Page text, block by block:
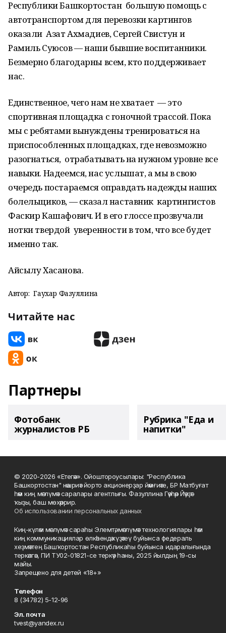
Республики Башкортостан большую помощь с
автотранспортом для перевозки картингов
оказали Азат Ахмадиев, Сергей Свистун и
Рамиль Суюсов — наши бывшие воспитанники.
Безмерно благодарны всем, кто поддерживает
нас.
Единственное, чего нам не хватает — это
спортивная площадка с гоночной трассой. Пока
мы с ребятами вынуждены тренироваться на
приспособленных площадках, где невозможно
разогнаться, отрабатывать на нужном уровне все
навыки. Надеемся, нас услышат, а мы в свою
очередь постараемся оправдать надежды наших
болельщиков, — сказал наставник картингистов
Фаскир Кашафович. И в его глоссе прозвучали
нотки твердой уверенности в том, что все будет
именно так.
Айсылу Хасанова.
Автор: Гаухар Фазуллина
Читайте нас
Партнеры
Фотобанк
журналистов РБ
Рубрика "Еда и
напитки"
© 2020-2026 «Етегән». Ойоштороусылары: "Республика
Башкортостан" нәшриәт йорто акционерҙар йәмғиәте, БР Матбуғат
һәм киң мәғлүмәт саралары агентлығы. Фазуллина Гәүһәр Йәүҙәт
ҡыҙы, баш мөхәррир.
Об использовании персональных данных
Киң-күләм мәғлүмәт сараһы Элемтә, мәғлүмәт технологиялары һәм
киң коммуникациялар өлкәһендә күҙәтеү буйынса федераль
хеҙмәттең Башҡортостан Республикаһы буйынса идаралығында
теркәлгән, ПИ ТУ02-01821-се теркәү һаны, 2025 йылдың 19-сы
майы.
Запрещено для детей «18+»
Телефон
8 (34782) 5-12-96
Эл. почта
tvest@yandex.ru